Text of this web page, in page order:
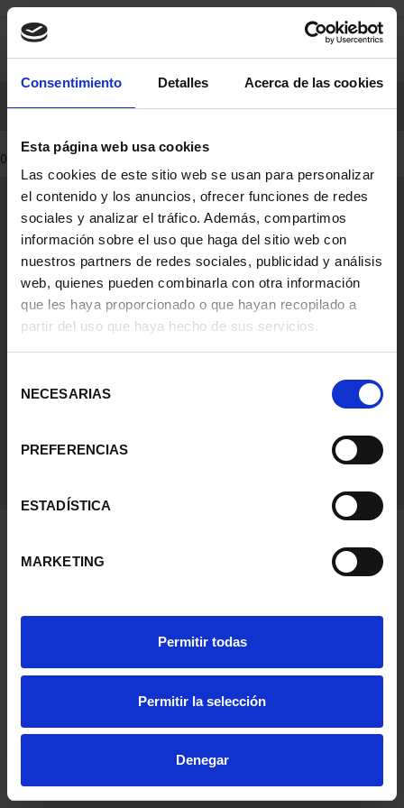
Consentimiento Detalles Acerca de las cookies
Esta página web usa cookies
Las cookies de este sitio web se usan para personalizar
el contenido y los anuncios, ofrecer funciones de redes
sociales y analizar el tráfico. Además, compartimos
información sobre el uso que haga del sitio web con
nuestros partners de redes sociales, publicidad y análisis
web, quienes pueden combinarla con otra información
que les haya proporcionado o que hayan recopilado a
partir del uso que haya hecho de sus servicios.
NECESARIAS
PREFERENCIAS
ESTADÍSTICA
MARKETING
Permitir todas
Permitir la selección
Denegar
saltar
al
contenido
Saltar
al
men
0
0 Productos encontrados
Información General
Contacto
Preguntas Frequentes (FAQs)
Aviso Legal
Condiciones Legales